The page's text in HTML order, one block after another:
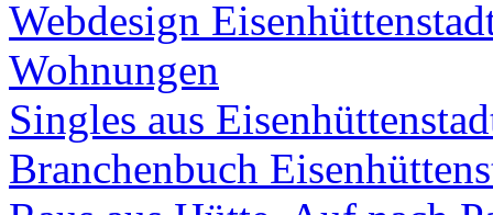
Webdesign
Wohnungen
Singles aus
Branchenbuch